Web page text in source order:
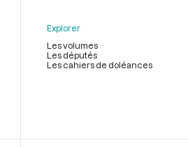
Explorer
Les volumes
Les députés
Les cahiers de doléances